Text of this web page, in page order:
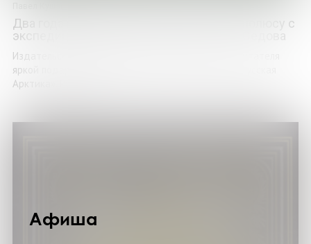
Афиша
Два года во льдах на пути к Северному полюсу с
экспедицией старшего лейтенанта Г. Я. Седова
Издательство «Альфарет» радует искушенного читателя
яркой подарочной серией репринтных изданий «Русская
Арктика». Русские ...